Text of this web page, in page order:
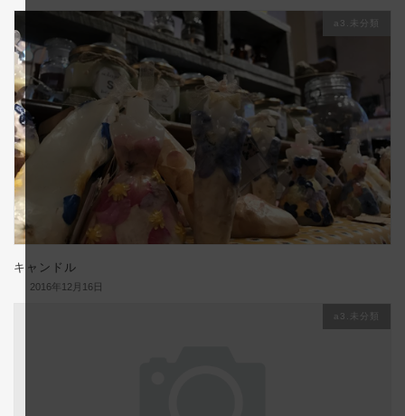
a3.未分類
キャンドル
2016年12月16日
a3.未分類